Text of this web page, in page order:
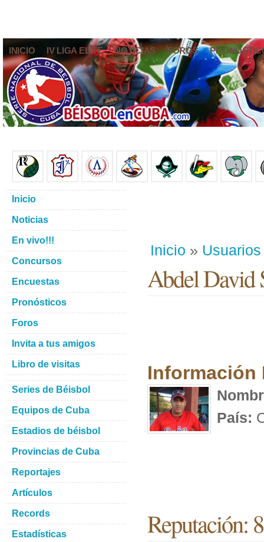
INICIO IV LIGA ELITE NOTICIAS FOROS
Inicio » Usuarios
Abdel David
Información
País:
Reputación:
Inicio
Noticias
En vivo!!!
Concursos
Encuestas
Pronósticos
Foros
Invita a tus amigos
Libro de visitas
Series de Béisbol
Equipos de Cuba
Estadios de béisbol
Provincias de Cuba
Reportajes
Artículos
Records
Estadísticas